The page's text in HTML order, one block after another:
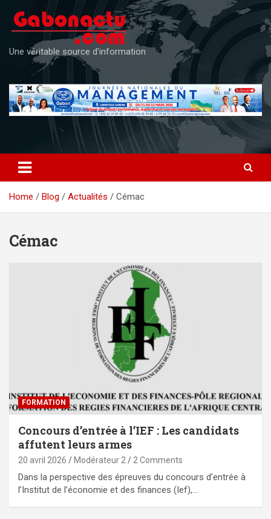
content
Une véritable source d'information
Home Blog Actualités Cémac
Cémac
FORMATION
Concours d’entrée à l’IEF : Les candidats
affutent leurs armes
20 avril 2026 Modérateur 2 2 Comments
Dans la perspective des épreuves du concours d’entrée à
l’Institut de l’économie et des finances (Ief),…